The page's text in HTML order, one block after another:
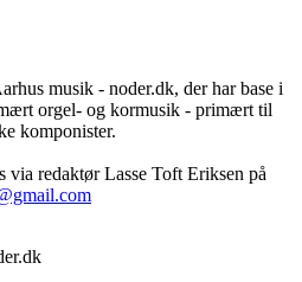
musik - noder.dk, der har base i
orgel- og kormusik - primært til
komponister.
redaktør Lasse Toft Eriksen på